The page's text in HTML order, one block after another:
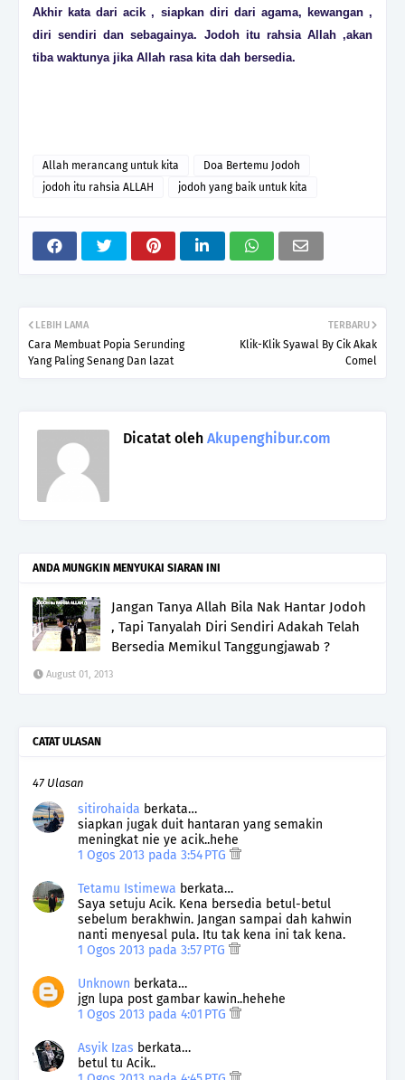
Akhir kata dari acik , siapkan diri dari agama, kewangan ,
diri sendiri dan sebagainya. Jodoh itu rahsia Allah ,akan
tiba waktunya jika Allah rasa kita dah bersedia.
Allah merancang untuk kita
Doa Bertemu Jodoh
jodoh itu rahsia ALLAH
jodoh yang baik untuk kita
TERBARU
Klik-Klik Syawal By Cik Akak
Comel
LEBIH LAMA
Cara Membuat Popia Serunding
Yang Paling Senang Dan lazat
Dicatat oleh Akupenghibur.com
ANDA MUNGKIN MENYUKAI SIARAN INI
Jangan Tanya Allah Bila Nak Hantar Jodoh
, Tapi Tanyalah Diri Sendiri Adakah Telah
Bersedia Memikul Tanggungjawab ?
August 01, 2013
CATAT ULASAN
47 Ulasan
sitirohaida berkata…
siapkan jugak duit hantaran yang semakin
meningkat nie ye acik..hehe
1 Ogos 2013 pada 3:54 PTG
Tetamu Istimewa berkata…
Saya setuju Acik. Kena bersedia betul-betul
sebelum berakhwin. Jangan sampai dah kahwin
nanti menyesal pula. Itu tak kena ini tak kena.
1 Ogos 2013 pada 3:57 PTG
Unknown berkata…
jgn lupa post gambar kawin..hehehe
1 Ogos 2013 pada 4:01 PTG
Asyik Izas berkata…
betul tu Acik..